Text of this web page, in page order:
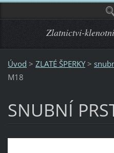
Zlatnictvi-
Úvod > ZLATÉ ŠPERKY >
M18
SNUBNÍ